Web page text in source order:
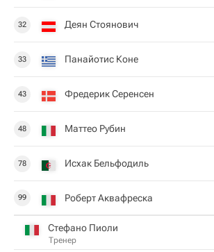
32 Деян Стоянович
33 Панайотис Коне
43 Фредерик Серенсен
48 Маттео Рубин
78 Исхак Бельфодиль
99 Роберт Аквафреска
Стефано Пиоли
Тренер